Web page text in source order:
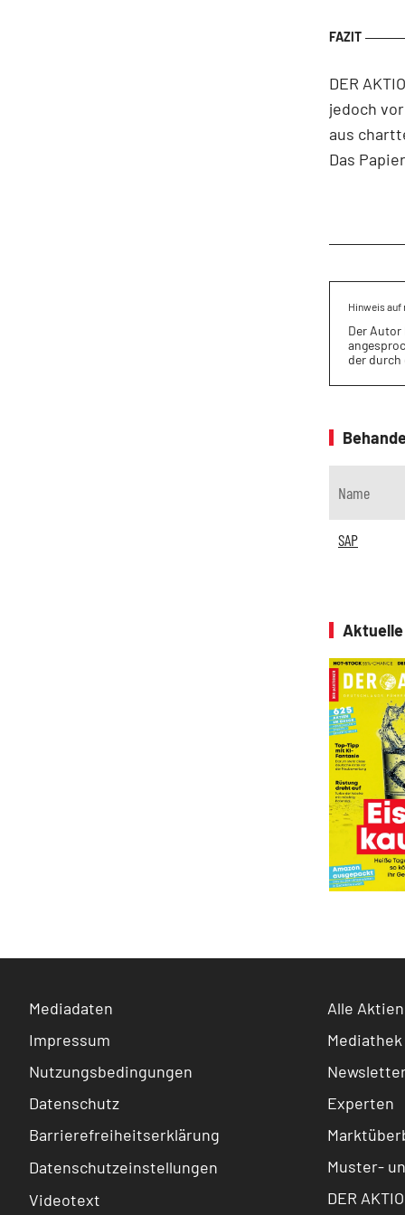
DER
jedoch
aus
Das
Hinweis
Der
der
Name
SAP
Mediadaten
Impressum
Nutzungsbedingungen
Datenschutz
Barrierefreiheitserklärung
Datenschutzeinstellungen
Videotext
Alle Aktien
Mediathek
Experten
Muster-
DER